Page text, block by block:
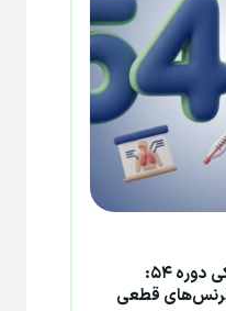
منابع آزمون دستیاری پزشکی دوره ۵۴:
قطعی